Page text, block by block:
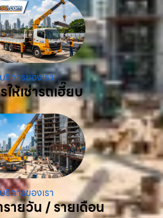
ริการของเรา
ให้เช่ารถเฮี๊ยบ
ริการของเรา
รายวัน / รายเดือน